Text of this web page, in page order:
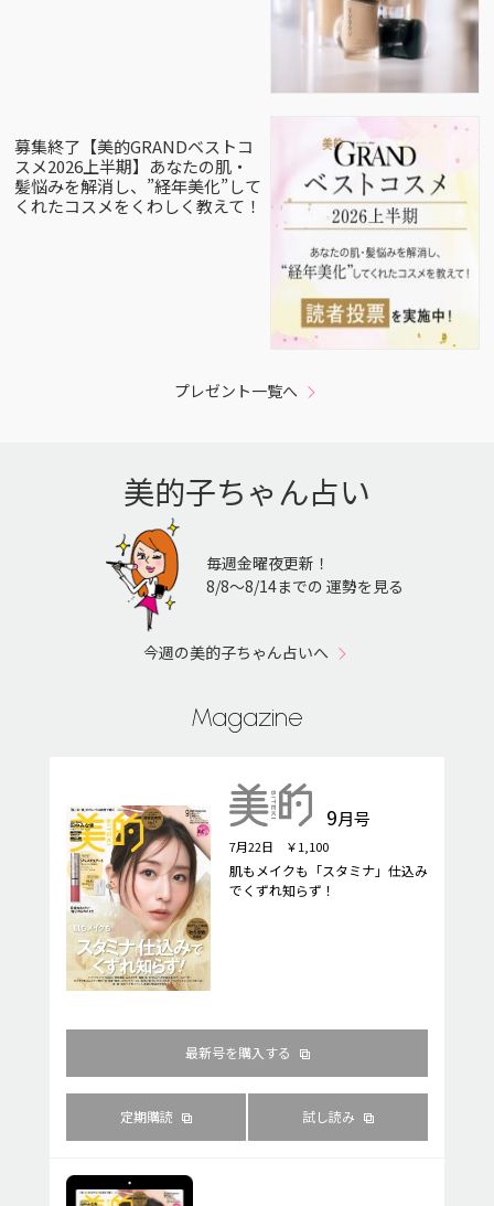
募集終了【美的GRANDベストコ
スメ2026上半期】あなたの肌・
髪悩みを解消し、”経年美化”して
くれたコスメをくわしく教えて！
プレゼント一覧へ
美的子ちゃん占い
毎週金曜夜更新！
8/8〜8/14までの 運勢を見る
今週の美的子ちゃん占いへ
Magazine
9月号
7月22日 ￥1,100
肌もメイクも「スタミナ」仕込み
でくずれ知らず！
最新号を購入する
定期購読 試し読み